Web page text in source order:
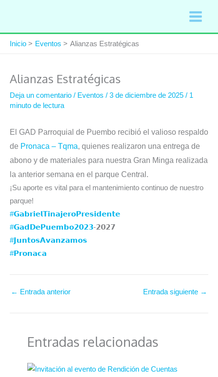
contenido
Inicio
Eventos Alianzas Estratégicas
Alianzas Estratégicas
Deja un comentario / Eventos / 3 de diciembre de 2025 / 1
minuto de lectura
El GAD Parroquial de Puembo recibió el valioso respaldo
de Pronaca – Tqma, quienes realizaron una entrega de
abono y de materiales para nuestra Gran Minga realizada
la anterior semana en el parque Central.
¡Su aporte es vital para el mantenimiento continuo de nuestro
parque!
#𝗚𝗮𝗯𝗿𝗶𝗲𝗹𝗧𝗶𝗻𝗮𝗷𝗲𝗿𝗼𝗣𝗿𝗲𝘀𝗶𝗱𝗲𝗻𝘁𝗲
#𝗚𝗮𝗱𝗗𝗲𝗣𝘂𝗲𝗺𝗯𝗼𝟮𝟬𝟮𝟯-𝟮𝟬𝟮𝟳
#𝗝𝘂𝗻𝘁𝗼𝘀𝗔𝘃𝗮𝗻𝘇𝗮𝗺𝗼𝘀
#𝗣𝗿𝗼𝗻𝗮𝗰𝗮
← Entrada anterior Entrada siguiente →
Entradas relacionadas